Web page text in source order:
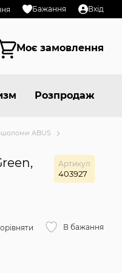
Бажання Вхід
Моє замовлення
Розпродаж
ABUS
Артикул
403927
В бажання